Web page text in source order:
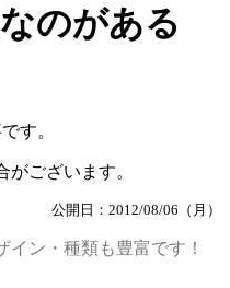
のがある
す。
ございます。
公開日：2012/08/06（月）
ン・種類も豊富です！